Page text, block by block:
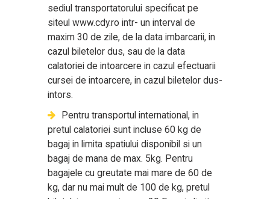
sediul transportatorului specificat pe
siteul www.cdy.ro intr- un interval de
maxim 30 de zile, de la data imbarcarii, in
cazul biletelor dus, sau de la data
calatoriei de intoarcere in cazul efectuarii
cursei de intoarcere, in cazul biletelor dus-
intors.
Pentru transportul international, in
pretul calatoriei sunt incluse 60 kg de
bagaj in limita spatiului disponibil si un
bagaj de mana de max. 5kg. Pentru
bagajele cu greutate mai mare de 60 de
kg, dar nu mai mult de 100 de kg, pretul